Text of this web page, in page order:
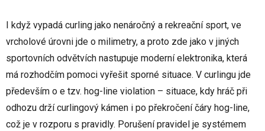
I když vypadá curling jako nenáročný a rekreační sport, ve
vrcholové úrovni jde o milimetry, a proto zde jako v jiných
sportovních odvětvích nastupuje moderní elektronika, která
má rozhodčím pomoci vyřešit sporné situace. V curlingu jde
především o e tzv. hog-line violation – situace, kdy hráč při
odhozu drží curlingový kámen i po překročení čáry hog-line,
což je v rozporu s pravidly. Porušení pravidel je systémem